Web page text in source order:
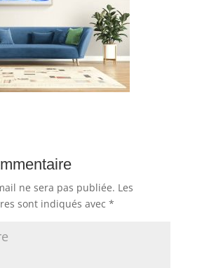
ne sera pas publiée. Les
sont indiqués avec *